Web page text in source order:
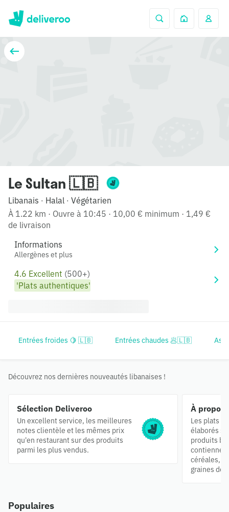
Le Sultan 🇱🇧
Libanais · Halal · Végétarien
À 1.22 km · Ouvre à 10:45 · 10,00 € minimum · 1,49 €
de livraison
Informations
Allergènes et plus
4.6 Excellent (500+)
'Plats authentiques'
Entrées froides 🍋 🇱🇧 Entrées chaudes 🥟🇱🇧
Découvrez nos dernières nouveautés libanaises !
Sélection Deliveroo
Un excellent service, les meilleures
notes clientèle et les mêmes prix
qu'en restaurant sur des produits
parmi les plus vendus.
À
Les plats
élaborés
produits
céréales,
graines
Populaires